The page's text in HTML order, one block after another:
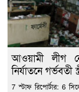
আওয়ামী লীগ
নির্যাতনে গর্ভবতী
7 স্টাফ রিপোর্টার: 6